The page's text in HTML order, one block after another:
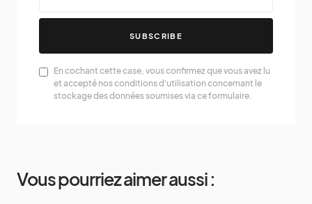
SUBSCRIBE
En cochant cette case, vous confirmez que vous avez lu
et accepté nos conditions d'utilisation concernant le
stockage des données soumises via ce formulaire.
Vous pourriez aimer aussi :